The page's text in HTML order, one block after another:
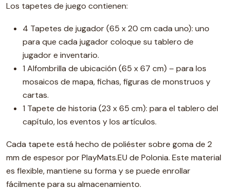
Los tapetes de juego contienen:
4 Tapetes de jugador (65 x 20 cm cada uno): uno
para que cada jugador coloque su tablero de
jugador e inventario.
1 Alfombrilla de ubicación (65 x 67 cm) – para los
mosaicos de mapa, fichas, figuras de monstruos y
cartas.
1 Tapete de historia (23 x 65 cm): para el tablero del
capítulo, los eventos y los artículos.
Cada tapete está hecho de poliéster sobre goma de 2
mm de espesor por PlayMats.EU de Polonia. Este material
es flexible, mantiene su forma y se puede enrollar
fácilmente para su almacenamiento.